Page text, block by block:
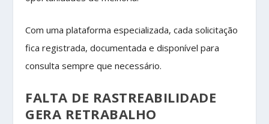
Com uma plataforma especializada, cada solicitação
fica registrada, documentada e disponível para
consulta sempre que necessário.
FALTA DE RASTREABILIDADE
GERA RETRABALHO